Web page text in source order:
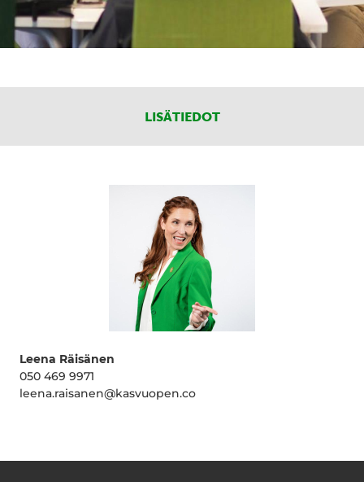
LISÄTIEDOT
Leena Räisänen
050 469 9971
leena.raisanen@kasvuopen.co